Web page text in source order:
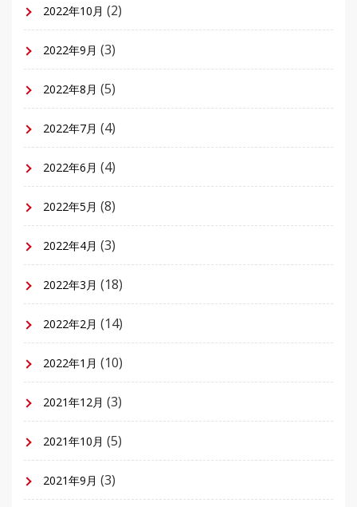
2022年10月 (2)
2022年9月 (3)
2022年8月 (5)
2022年7月 (4)
2022年6月 (4)
2022年5月 (8)
2022年4月 (3)
2022年3月 (18)
2022年2月 (14)
2022年1月 (10)
2021年12月 (3)
2021年10月 (5)
2021年9月 (3)